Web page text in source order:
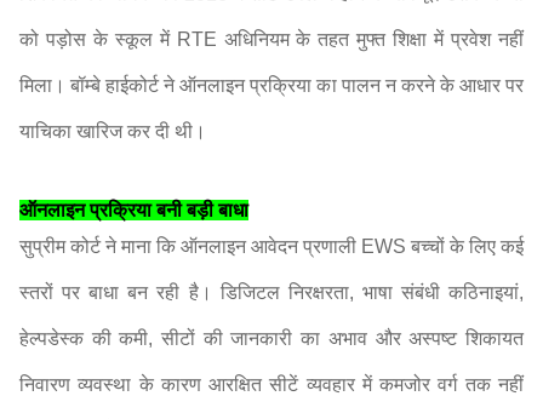
को पड़ोस के स्कूल में RTE अधिनियम के तहत मुफ्त शिक्षा में प्रवेश नहीं
मिला। बॉम्बे हाईकोर्ट ने ऑनलाइन प्रक्रिया का पालन न करने के आधार पर
याचिका खारिज कर दी थी।
ऑनलाइन प्रक्रिया बनी बड़ी बाधा
सुप्रीम कोर्ट ने माना कि ऑनलाइन आवेदन प्रणाली EWS बच्चों के लिए कई
स्तरों पर बाधा बन रही है। डिजिटल निरक्षरता, भाषा संबंधी कठिनाइयां,
हेल्पडेस्क की कमी, सीटों की जानकारी का अभाव और अस्पष्ट शिकायत
निवारण व्यवस्था के कारण आरक्षित सीटें व्यवहार में कमजोर वर्ग तक नहीं